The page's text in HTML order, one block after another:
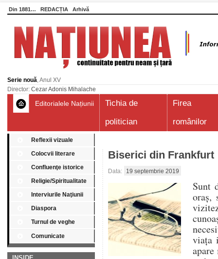
Din 1881… REDACȚIA Arhivă
Serie nouă, Anul XV
Director: Cezar Adonis Mihalache
Editorialele Națiunii
Tichia de
politician
Firea
românilor
Reflexii vizuale
Colocvii literare
Confluenţe istorice
Religie/Spiritualitate
Interviurile Naţiunii
Diaspora
Turnul de veghe
Comunicate
Biserici din Frankfurt
Data: 19 septembrie 2019
Sunt
oraș,
viața